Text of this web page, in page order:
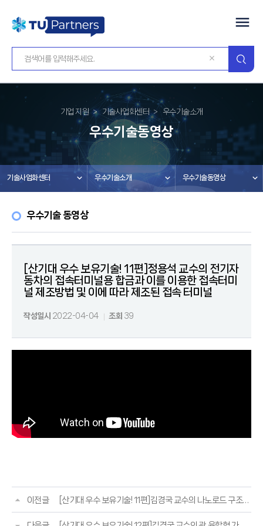
기업 지원 기술사업화센터 우수기술소개
우수기술동영상
기술사업화센터 우수기술소개 우수기술동영상
우수기술 동영상
[산기대 우수 보유기술! 11편]정용석 교수의 전기자
동차의 접속터미널용 합금과 이를 이용한 접속터미
널 제조방법 및 이에 따라 제조된 접속 터미널
작성일시 2022-04-04 조회 39
이전글 [산기대 우수 보유기술! 11편]김경국 교수의 나노로드 구조를 이용한 초음파 지문센서의 제조방법